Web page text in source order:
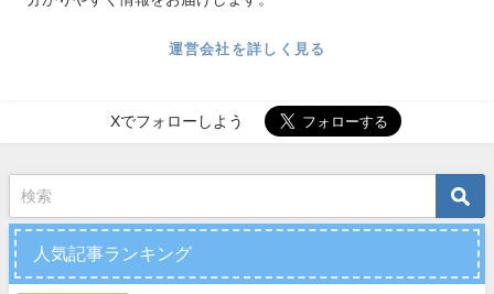
運営会社を詳しく見る
Xでフォローしよう
人気記事ランキング